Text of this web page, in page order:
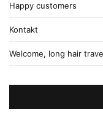
Happy customers
Kontakt
Welcome, long hair